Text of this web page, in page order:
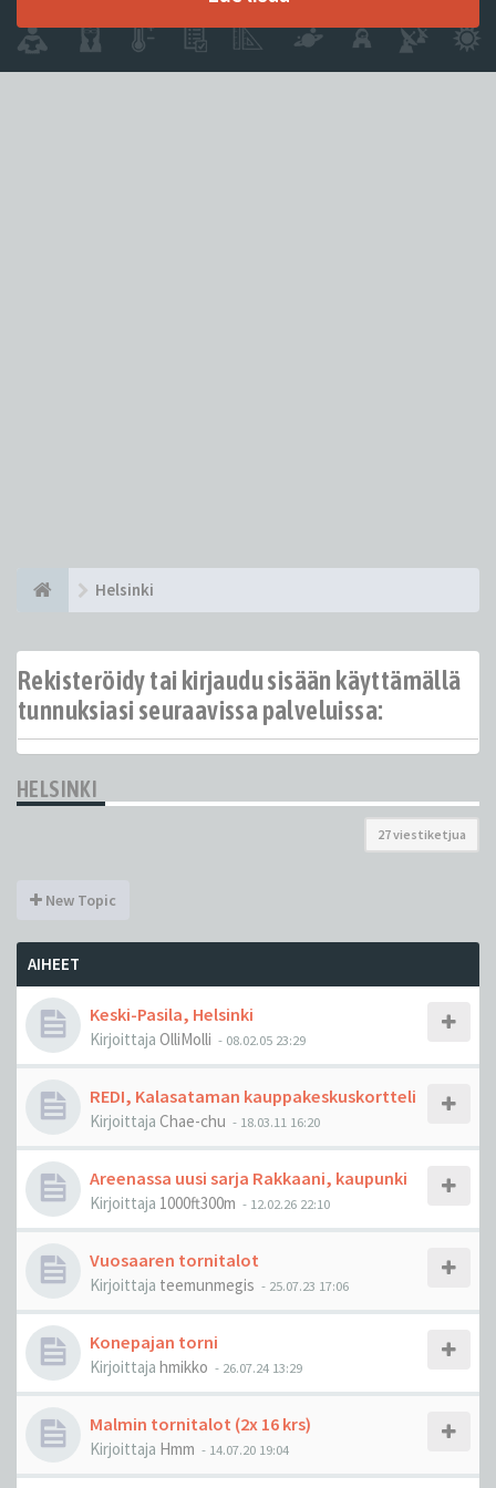
Helsinki
Rekisteröidy tai kirjaudu sisään käyttämällä
tunnuksiasi seuraavissa palveluissa:
HELSINKI
27 viestiketjua
New Topic
AIHEET
Keski-Pasila, Helsinki
Kirjoittaja OlliMolli - 08.02.05 23:29
REDI, Kalasataman kauppakeskuskortteli
Kirjoittaja Chae-chu - 18.03.11 16:20
Areenassa uusi sarja Rakkaani, kaupunki
Kirjoittaja 1000ft300m - 12.02.26 22:10
Vuosaaren tornitalot
Kirjoittaja teemunmegis - 25.07.23 17:06
Konepajan torni
Kirjoittaja hmikko - 26.07.24 13:29
Malmin tornitalot (2x 16 krs)
Kirjoittaja Hmm - 14.07.20 19:04